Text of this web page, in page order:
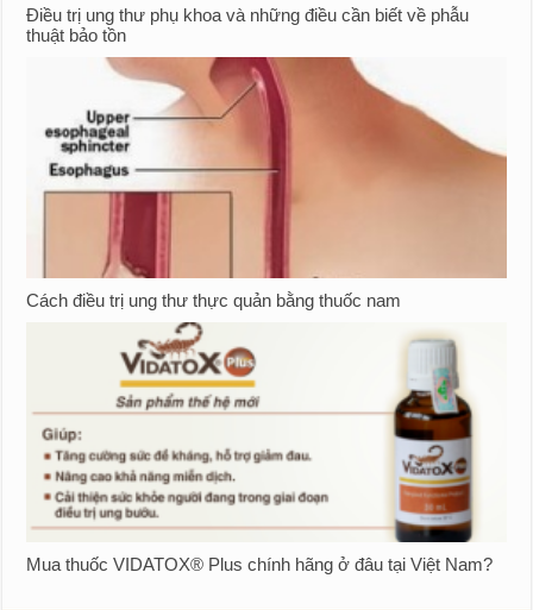
Điều trị ung thư phụ khoa và những điều cần biết về phẫu
thuật bảo tồn
Cách điều trị ung thư thực quản bằng thuốc nam
Mua thuốc VIDATOX® Plus chính hãng ở đâu tại Việt Nam?